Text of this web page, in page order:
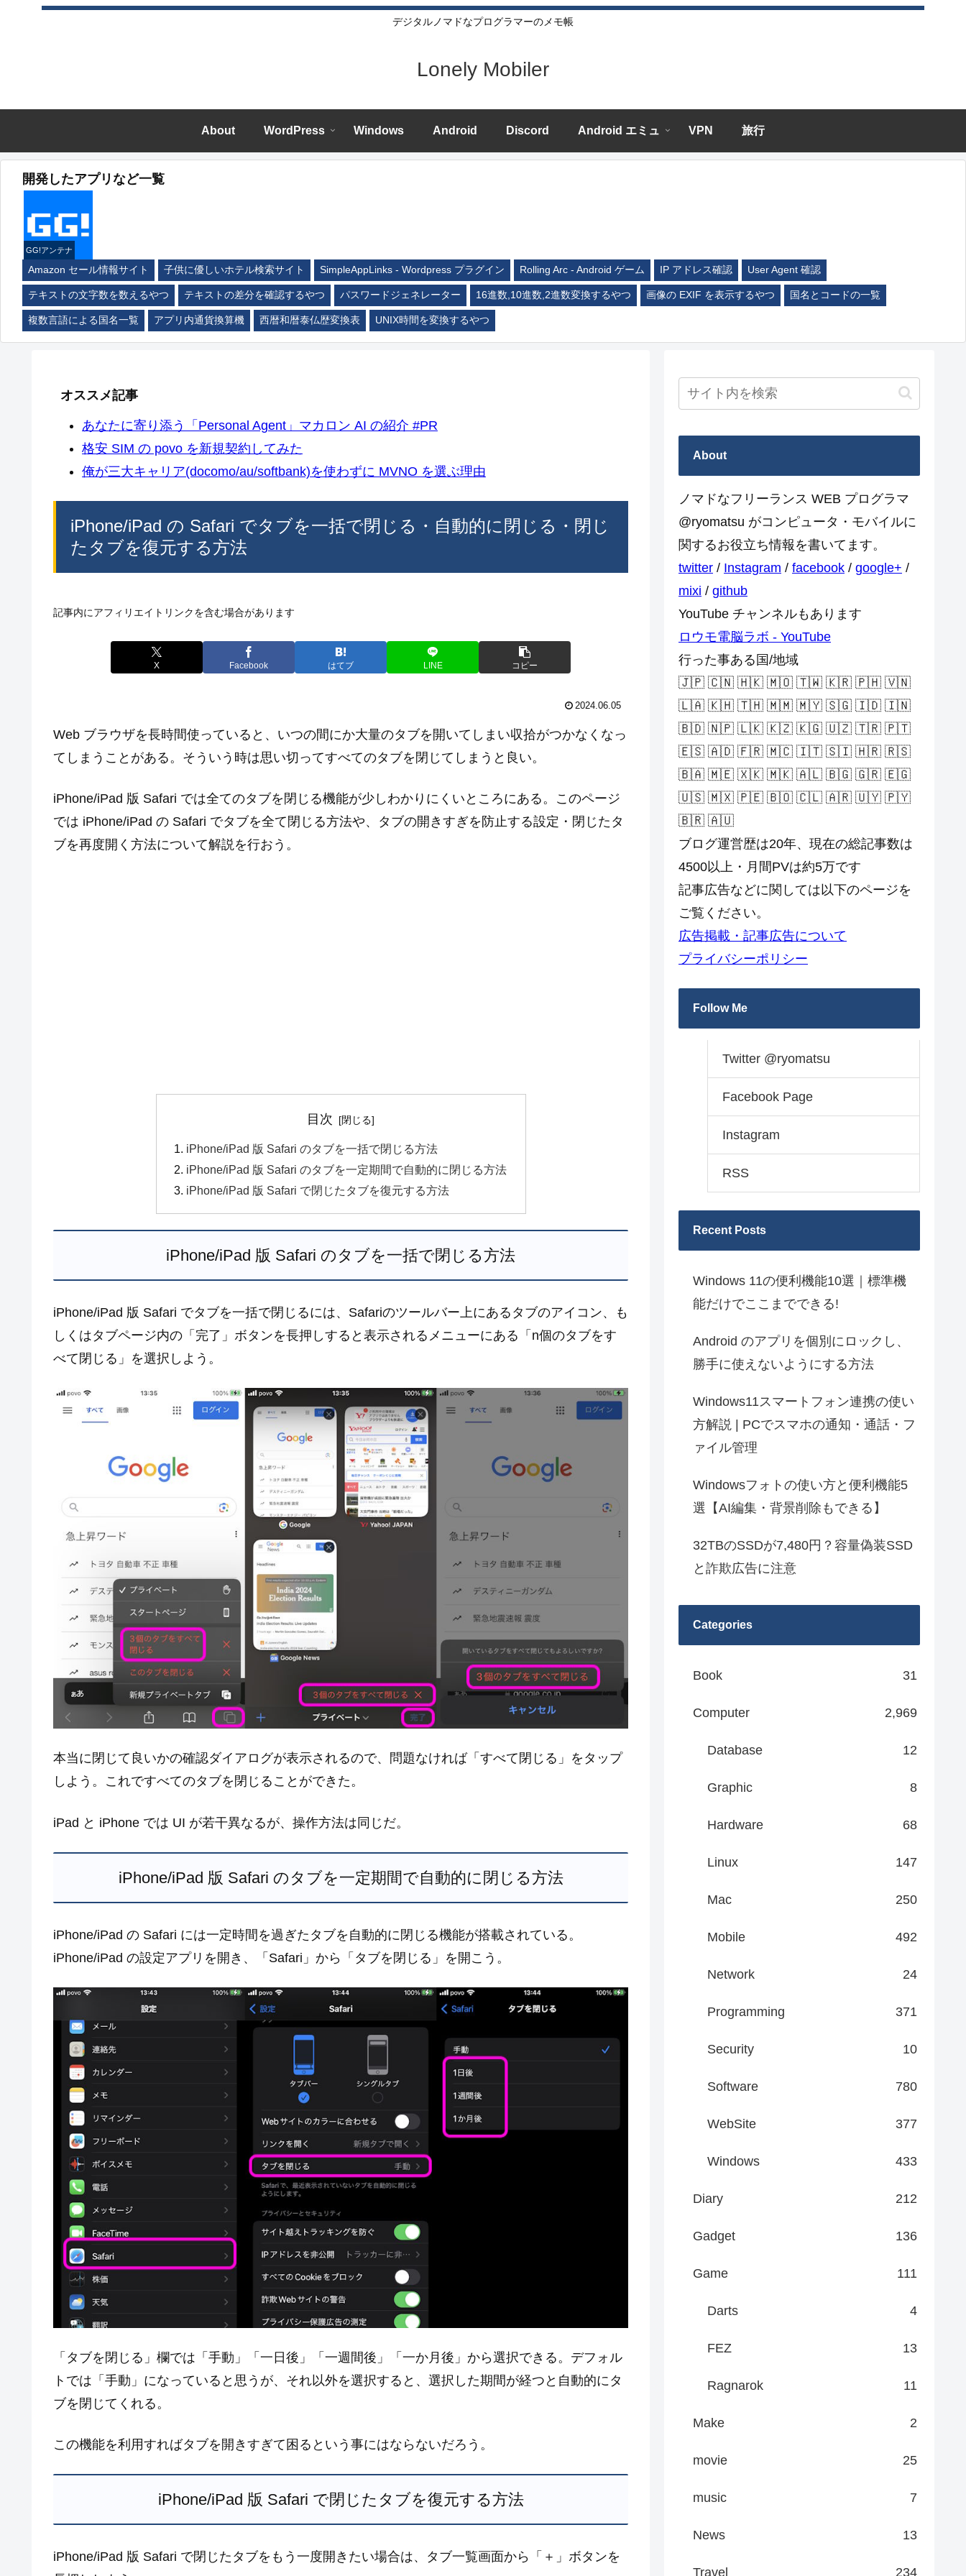
デジタルノマドなプログラマーのメモ帳
Lonely Mobiler
About WordPress Windows Android Discord Android エミュ VPN 旅行
開発したアプリなど一覧
GG!アンテナ
Amazon セール情報サイト 子供に優しいホテル検索サイト SimpleAppLinks - Wordpress プラグイン Rolling Arc - Android ゲーム IP アドレス確認 User Agent 確認
テキストの文字数を数えるやつ テキストの差分を確認するやつ パスワードジェネレーター 16進数,10進数,2進数変換するやつ 画像の EXIF を表示するやつ 国名とコードの一覧
複数言語による国名一覧 アプリ内通貨換算機 西暦和暦泰仏歴変換表 UNIX時間を変換するやつ
オススメ記事
あなたに寄り添う「Personal Agent」マカロン AI の紹介 #PR
格安 SIM の povo を新規契約してみた
俺が三大キャリア(docomo/au/softbank)を使わずに MVNO を選ぶ理由
iPhone/iPad の Safari でタブを一括で閉じる・自動的に閉じる・閉じ
たタブを復元する方法
記事内にアフィリエイトリンクを含む場合があります
X Facebook はてブ LINE コピー
2024.06.05
Web ブラウザを長時間使っていると、いつの間にか大量のタブを開いてしまい収拾がつかなくなっ
てしまうことがある。そういう時は思い切ってすべてのタブを閉じてしまうと良い。
iPhone/iPad 版 Safari では全てのタブを閉じる機能が少しわかりにくいところにある。このページ
では iPhone/iPad の Safari でタブを全て閉じる方法や、タブの開きすぎを防止する設定・閉じたタ
ブを再度開く方法について解説を行おう。
目次
iPhone/iPad 版 Safari のタブを一括で閉じる方法
iPhone/iPad 版 Safari のタブを一定期間で自動的に閉じる方法
iPhone/iPad 版 Safari で閉じたタブを復元する方法
iPhone/iPad 版 Safari のタブを一括で閉じる方法
iPhone/iPad 版 Safari でタブを一括で閉じるには、Safariのツールバー上にあるタブのアイコン、も
しくはタブページ内の「完了」ボタンを長押しすると表示されるメニューにある「n個のタブをす
べて閉じる」を選択しよう。
本当に閉じて良いかの確認ダイアログが表示されるので、問題なければ「すべて閉じる」をタップ
しよう。これですべてのタブを閉じることができた。
iPad と iPhone では UI が若干異なるが、操作方法は同じだ。
iPhone/iPad 版 Safari のタブを一定期間で自動的に閉じる方法
iPhone/iPad の Safari には一定時間を過ぎたタブを自動的に閉じる機能が搭載されている。
iPhone/iPad の設定アプリを開き、「Safari」から「タブを閉じる」を開こう。
「タブを閉じる」欄では「手動」「一日後」「一週間後」「一か月後」から選択できる。デフォル
トでは「手動」になっていると思うが、それ以外を選択すると、選択した期間が経つと自動的にタ
ブを閉じてくれる。
この機能を利用すればタブを開きすぎて困るという事にはならないだろう。
iPhone/iPad 版 Safari で閉じたタブを復元する方法
iPhone/iPad 版 Safari で閉じたタブをもう一度開きたい場合は、タブ一覧画面から「＋」ボタンを
About
ノマドなフリーランス WEB プログラマ
@ryomatsu がコンピュータ・モバイルに
関するお役立ち情報を書いてます。
twitter / Instagram / facebook / google+ /
mixi / github
YouTube チャンネルもあります
ロウモ電脳ラボ - YouTube
行った事ある国/地域
🇯🇵 🇨🇳 🇭🇰 🇲🇴 🇹🇼 🇰🇷 🇵🇭 🇻🇳
🇱🇦 🇰🇭 🇹🇭 🇲🇲 🇲🇾 🇸🇬 🇮🇩 🇮🇳
🇧🇩 🇳🇵 🇱🇰 🇰🇿 🇰🇬 🇺🇿 🇹🇷 🇵🇹
🇪🇸 🇦🇩 🇫🇷 🇲🇨 🇮🇹 🇸🇮 🇭🇷 🇷🇸
🇧🇦 🇲🇪 🇽🇰 🇲🇰 🇦🇱 🇧🇬 🇬🇷 🇪🇬
🇺🇸 🇲🇽 🇵🇪 🇧🇴 🇨🇱 🇦🇷 🇺🇾 🇵🇾
🇧🇷 🇦🇺
ブログ運営歴は20年、現在の総記事数は
4500以上・月間PVは約5万です
記事広告などに関しては以下のページを
ご覧ください。
広告掲載・記事広告について
プライバシーポリシー
Follow Me
Twitter @ryomatsu
Facebook Page
Instagram
RSS
Recent Posts
Windows 11の便利機能10選｜標準機
能だけでここまでできる!
Android のアプリを個別にロックし、
勝手に使えないようにする方法
Windows11スマートフォン連携の使い
方解説 | PCでスマホの通知・通話・フ
ァイル管理
Windowsフォトの使い方と便利機能5
選【AI編集・背景削除もできる】
32TBのSSDが7,480円？容量偽装SSD
と詐欺広告に注意
Categories
Book 31
Computer 2,969
Database 12
Graphic 8
Hardware 68
Linux 147
Mac 250
Mobile 492
Network 24
Programming 371
Security 10
Software 780
WebSite 377
Windows 433
Diary 212
Gadget 136
Game 111
Darts 4
FEZ 13
Ragnarok 11
Make 2
movie 25
music 7
News 13
Travel 234